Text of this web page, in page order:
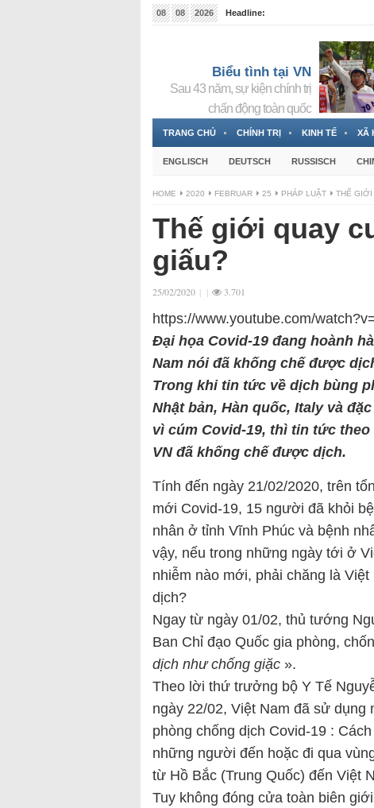
08 08 2026
Headline:
Biểu tình tại VN
Sau 43 năm, sự kiện chính trị
chấn động toàn quốc
TRANG CHỦ CHÍNH TRỊ KINH TẾ XÃ
ENGLISCH DEUTSCH RUSSISCH
HOME 2020 FEBRUAR 25 PHÁP LUẬT THẾ GIỚI
Thế giới quay
giấu?
25/02/2020 | | 3.701
https://www.youtube.com/
Đại họa Covid-19 đang hoành
Nam nói đã khống chế được
Trong khi tin tức về dịch bùng
Nhật bản, Hàn quốc, Italy và
vì cúm Covid-19, thì tin tức
VN đã khống chế được dịch.
Tính đến ngày 21/02/2020, trên
mới Covid-19, 15 người đã khỏi
nhân ở tỉnh Vĩnh Phúc và bệnh
vậy, nếu trong những ngày tới ở
nhiễm nào mới, phải chăng là
dịch?
Ngay từ ngày 01/02, thủ tướng
Ban Chỉ đạo Quốc gia phòng,
dịch như chống giặc ».
Theo lời thứ trưởng bộ Y Tế
ngày 22/02, Việt Nam đã sử dụng
phòng chống dịch Covid-19 :
những người đến hoặc đi qua
từ Hồ Bắc (Trung Quốc) đến Việt
Tuy không đóng cửa toàn biên